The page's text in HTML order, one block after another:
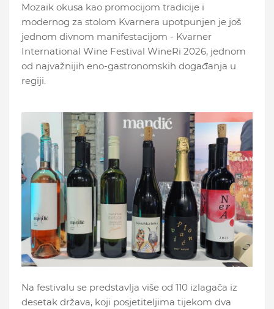
Mozaik okusa kao promocijom tradicije i
modernog za stolom Kvarnera upotpunjen je još
jednom divnom manifestacijom - Kvarner
International Wine Festival WineRi 2026, jednom
od najvažnijih eno-gastronomskih događanja u
regiji.
Na festivalu se predstavlja više od 110 izlagača iz
desetak država, koji posjetiteljima tijekom dva